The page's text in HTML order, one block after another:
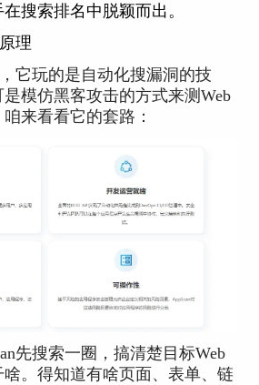
搜索排名中脱颖而出。
理
它玩的是自动化搜漏洞的技
模仿黑客攻击的方式来测Web
来看看它的套路：
先搜索一圈，搞清楚目标Web
。得知道有啥页面、表单、链